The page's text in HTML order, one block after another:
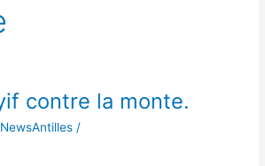
contre la monte.
NewsAntilles /